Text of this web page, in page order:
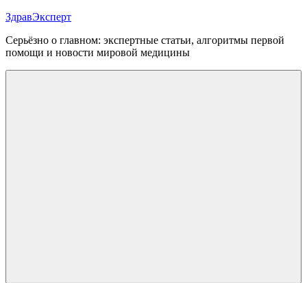
Перейти
содержимому
ЗдравЭксперт
Серьёзно о главном: экспертные статьи, алгоритмы первой
помощи и новости мировой медицины